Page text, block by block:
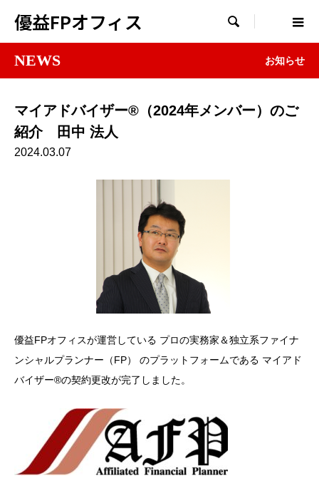
優益FPオフィス 
NEWS お知らせ
マイアドバイザー®（2024年メンバー）のご
紹介 田中 法人
2024.03.07
優益FPオフィスが運営している プロの実務家＆独立系ファイナ
ンシャルプランナー（FP） のプラットフォームである マイアド
バイザー®の契約更改が完了しました。